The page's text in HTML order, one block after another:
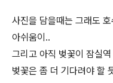
사진을 담을때는 그래도
아쉬움이..
그리고 아직 벚꽃이 잠실
벚꽃은 좀 더 기다려야 할